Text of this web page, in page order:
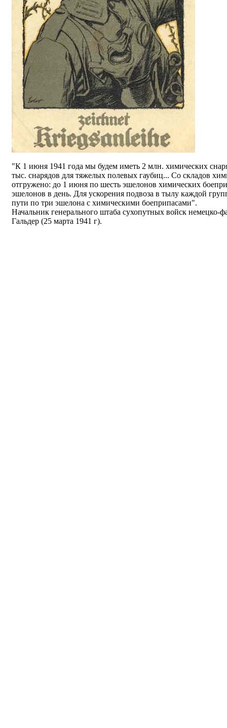
"К 1 июня 1941 года мы будем иметь 2 млн. химических
тыс. снарядов для тяжелых полевых гаубиц... Со складов
отгружено: до 1 июня по шесть эшелонов химических
эшелонов в день. Для ускорения подвоза в тылу каждой
пути по три эшелона с химическими боеприпасами".
Начальник генерального штаба сухопутных войск немецко-
Гальдер (25 марта 1941 г).